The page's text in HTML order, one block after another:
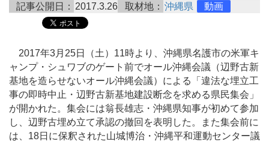
記事公開日： 2017.3.26 取材地： 沖縄県 動画
2017年3月25日（土）11時より、沖縄県名護市の米軍キ
ャンプ・シュワブのゲート前でオール沖縄会議（辺野古新
基地を造らせないオール沖縄会議）による「違法な埋立工
事の即時中止・辺野古新基地建設断念を求める県民集会」
が開かれた。集会には翁長雄志・沖縄県知事が初めて参加
し、辺野古埋め立て承認の撤回を表明した。また集会前に
は、18日に保釈された山城博治・沖縄平和運動センター議